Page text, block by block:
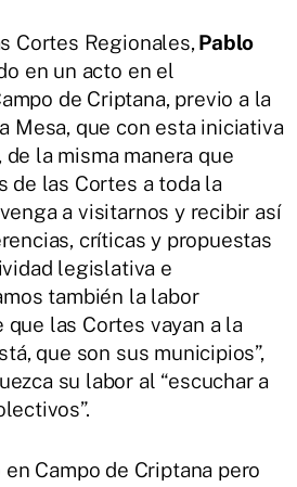
Cortes Regionales, Pablo
en un acto en el
de Criptana, previo a la
Mesa, que con esta iniciativa
de la misma manera que
de las Cortes a toda la
a visitarnos y recibir así
críticas y propuestas
legislativa e
también la labor
las Cortes vayan a la
que son sus municipios”,
su labor al “escuchar a
Campo de Criptana pero